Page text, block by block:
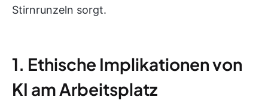
Stirnrunzeln sorgt.
1. Ethische Implikationen von
KI am Arbeitsplatz